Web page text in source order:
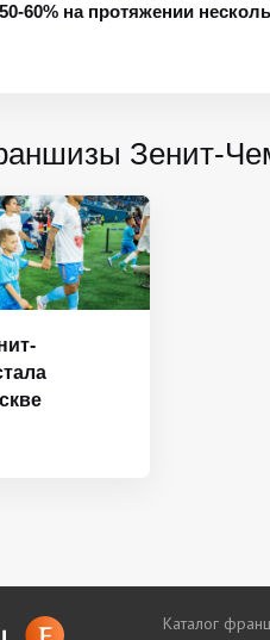
60% на протяжении
Зенит-
Каталог